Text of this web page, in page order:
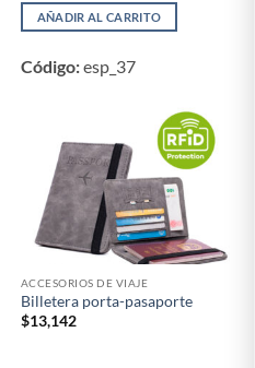
AÑADIR AL CARRITO
Código:esp_37
ACCESORIOS DE VIAJE
Billetera porta-pasaporte
$13,142